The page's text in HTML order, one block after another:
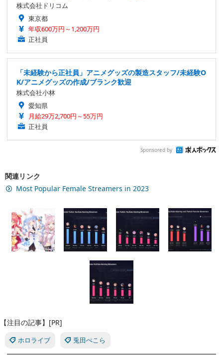
株式会社ドリコム
東京都
年収600万円～1,200万円
正社員
「未経験から正社員」アニメグッズの製造スタッフ/未経験O
K/アニメグッズの作成/ブランク歓迎
株式会社小林
愛知県
月給29万2,700円～55万円
正社員
Sponsored by
関連リンク
Most Popular Female Streamers in 2023
【注目の記事】[PR]
ホロライブ 兎田ぺこら